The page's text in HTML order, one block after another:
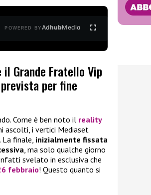
POWERED BYAdhubMedia
Grande Fratello Vip
per fine
Come è ben noto il reality
ascolti, i vertici Mediaset
La finale, inizialmente fissata
, ma solo qualche giorno
svelato in esclusiva che
febbraio! Questo quanto si